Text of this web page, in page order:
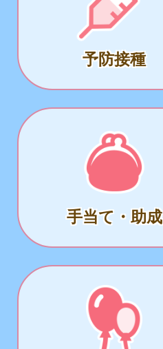
予防接種
手当て・助成